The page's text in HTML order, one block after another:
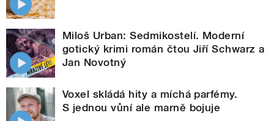
Miloš Urban: Sedmikostelí. Moderní
gotický krimi román čtou Jiří Schwarz a
Jan Novotný
Voxel skládá hity a míchá parfémy.
S jednou vůní ale marně bojuje